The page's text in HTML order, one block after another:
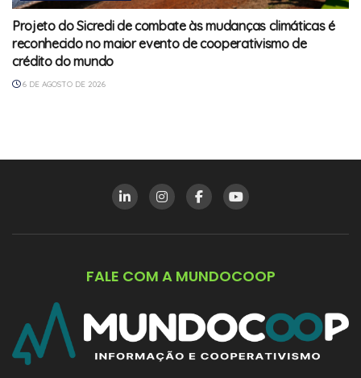
Projeto do Sicredi de combate às mudanças climáticas é
reconhecido no maior evento de cooperativismo de
crédito do mundo
6 DE AGOSTO DE 2026
FALE COM A MUNDOCOOP